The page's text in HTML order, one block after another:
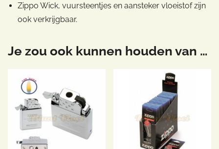
Zippo Wick, vuursteentjes en aansteker vloeistof zijn
ook verkrijgbaar.
Je zou ook kunnen houden van …